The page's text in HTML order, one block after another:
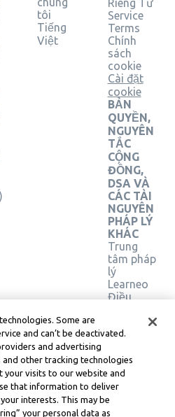
tôi
Tiếng
Việt
Riêng Tư
Service
Terms
Chính
sách
cookie
Cài đặt
cookie
BẢN
QUYỀN,
NGUYÊN
TẮC
CỘNG
ĐỒNG,
DSA VÀ
CÁC TÀI
NGUYÊN
PHÁP LÝ
KHÁC
Trung
tâm pháp
lý
Learneo
Điều
của
Inc. business
Inc. 2024
Some are
and can’t be deactivated.
and advertising
and other tracking technologies
visits to our website and
that information to deliver
interests. This may be
your personal data as